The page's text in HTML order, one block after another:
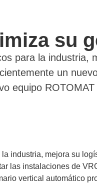
su
para la
un
equipo
industria, mejora su
las instalaciones de
vertical automático